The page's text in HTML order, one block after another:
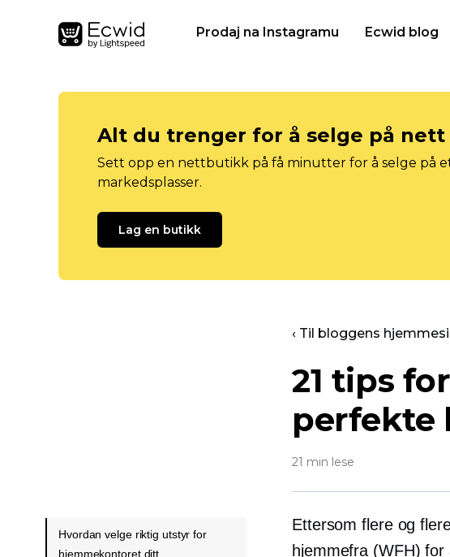
Prodaj na Instagramu Ecwid blog
Alt du trenger for å selge på nett
Sett opp en nettbutikk på få minutter for å selge på
markedsplasser.
Lag en butikk
‹ Til bloggens
21 tips
perfekte
21 min lese
Ettersom flere og
hjemmefra (WFH)
Hvordan velge riktig utstyr for
hjemmekontoret ditt